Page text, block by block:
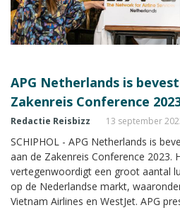
APG Netherlands is
Zakenreis Conference
Redactie Reisbizz 13 september
SCHIPHOL - APG Netherlands is
aan de Zakenreis Conference 2023.
vertegenwoordigt een groot aantal
op de Nederlandse markt,
Vietnam Airlines en WestJet. APG